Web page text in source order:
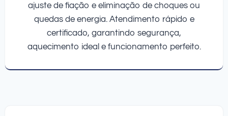
ajuste de fiação e eliminação de choques ou
quedas de energia. Atendimento rápido e
certificado, garantindo segurança,
aquecimento ideal e funcionamento perfeito.